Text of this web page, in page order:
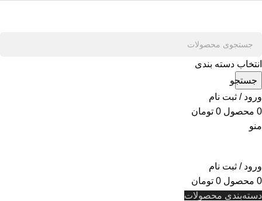
انتخاب دسته بندی
جستجو
ورود / ثبت نام
0 محصول 0 تومان
منو
ورود / ثبت نام
0 محصول 0 تومان
دسته‌بندی محصولات